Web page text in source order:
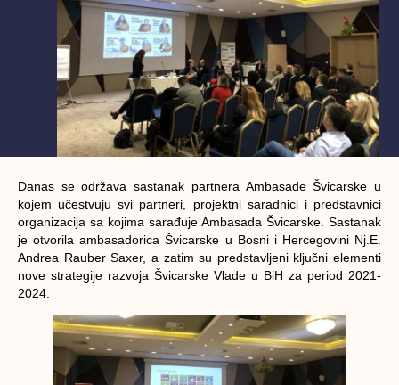
Danas se održava sastanak partnera Ambasade Švicarske u
kojem učestvuju svi partneri, projektni saradnici i predstavnici
organizacija sa kojima sarađuje Ambasada Švicarske. Sastanak
je otvorila ambasadorica Švicarske u Bosni i Hercegovini Nj.E.
Andrea Rauber Saxer, a zatim su predstavljeni ključni elementi
nove strategije razvoja Švicarske Vlade u BiH za period 2021-
2024.